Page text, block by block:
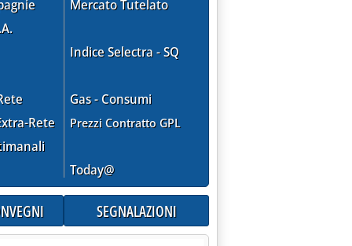
GESTORI TRE GIORNI DI SCIOPERO IN APRILE'
Rete
Mercato Tutelato
Indice Selectra - SQ
Gas - Consumi
Prezzi Contratto GPL
Today@
SEGNALAZIONI